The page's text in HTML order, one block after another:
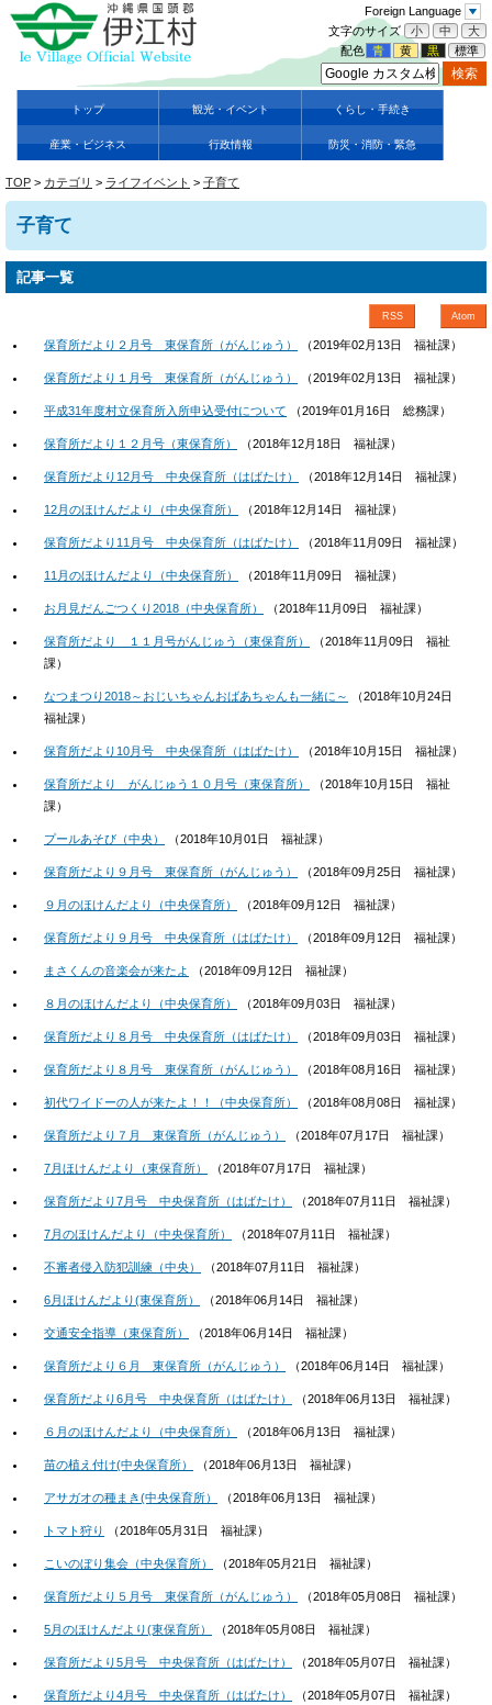
Foreign Language
文字のサイズ
小 中
大
配色 青 黄 黒 標準
トップ 観光・イベント くらし・手続き
産業・ビジネス 行政情報 防災・消防・緊急
TOP > カテゴリ > ライフイベント > 子育て
子育て
記事一覧
RSS Atom
保育所だより２月号 東保育所（がんじゅう） （2019年02月13日 福祉課）
保育所だより１月号 東保育所（がんじゅう） （2019年02月13日 福祉課）
平成31年度村立保育所入所申込受付について （2019年01月16日 総務課）
保育所だより１２月号（東保育所） （2018年12月18日 福祉課）
保育所だより12月号 中央保育所（はばたけ） （2018年12月14日 福祉課）
12月のほけんだより（中央保育所） （2018年12月14日 福祉課）
保育所だより11月号 中央保育所（はばたけ） （2018年11月09日 福祉課）
11月のほけんだより（中央保育所） （2018年11月09日 福祉課）
お月見だんごつくり2018（中央保育所） （2018年11月09日 福祉課）
保育所だより １１月号がんじゅう（東保育所） （2018年11月09日
福祉
課）
なつまつり2018～おじいちゃんおばあちゃんも一緒に～ （2018年10月24日
福祉課）
保育所だより10月号 中央保育所（はばたけ） （2018年10月15日 福祉課）
保育所だより がんじゅう１０月号（東保育所） （2018年10月15日
福祉
課）
プールあそび（中央） （2018年10月01日 福祉課）
保育所だより９月号 東保育所（がんじゅう） （2018年09月25日 福祉課）
９月のほけんだより（中央保育所） （2018年09月12日 福祉課）
保育所だより９月号 中央保育所（はばたけ） （2018年09月12日 福祉課）
まさくんの音楽会が来たよ （2018年09月12日 福祉課）
８月のほけんだより（中央保育所） （2018年09月03日 福祉課）
保育所だより８月号 中央保育所（はばたけ） （2018年09月03日 福祉課）
保育所だより８月号 東保育所（がんじゅう） （2018年08月16日 福祉課）
初代ワイドーの人が来たよ！！（中央保育所） （2018年08月08日 福祉課）
保育所だより７月 東保育所（がんじゅう） （2018年07月17日 福祉課）
7月ほけんだより（東保育所） （2018年07月17日 福祉課）
保育所だより7月号 中央保育所（はばたけ） （2018年07月11日 福祉課）
7月のほけんだより（中央保育所） （2018年07月11日 福祉課）
不審者侵入防犯訓練（中央） （2018年07月11日 福祉課）
6月ほけんだより(東保育所） （2018年06月14日 福祉課）
交通安全指導（東保育所） （2018年06月14日 福祉課）
保育所だより６月 東保育所（がんじゅう） （2018年06月14日 福祉課）
保育所だより6月号 中央保育所（はばたけ） （2018年06月13日 福祉課）
６月のほけんだより（中央保育所） （2018年06月13日 福祉課）
苗の植え付け(中央保育所） （2018年06月13日 福祉課）
アサガオの種まき(中央保育所） （2018年06月13日 福祉課）
トマト狩り （2018年05月31日 福祉課）
こいのぼり集会（中央保育所） （2018年05月21日 福祉課）
保育所だより５月号 東保育所（がんじゅう） （2018年05月08日 福祉課）
5月のほけんだより(東保育所） （2018年05月08日 福祉課）
保育所だより5月号 中央保育所（はばたけ） （2018年05月07日 福祉課）
保育所だより4月号 中央保育所（はばたけ） （2018年05月07日 福祉課）